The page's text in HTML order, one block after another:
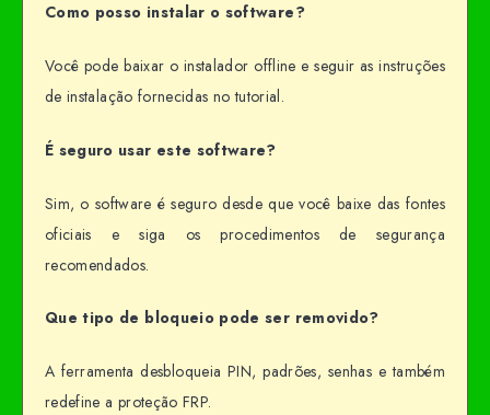
Como posso instalar o software?
Você pode baixar o instalador offline e seguir as instruções
de instalação fornecidas no tutorial.
É seguro usar este software?
Sim, o software é seguro desde que você baixe das fontes
oficiais e siga os procedimentos de segurança
recomendados.
Que tipo de bloqueio pode ser removido?
A ferramenta desbloqueia PIN, padrões, senhas e também
redefine a proteção FRP.